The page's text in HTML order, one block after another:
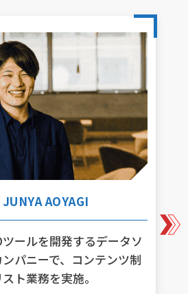
JUNYA AOYAGI
ールを開発するデータソ
パニーで、コンテンツ制
ト業務を実施。